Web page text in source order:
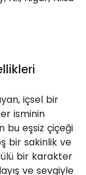
içsel bir
isminin
bu eşsiz çiçeği
bir sakinlik ve
bir karakter
ve sevgiyle